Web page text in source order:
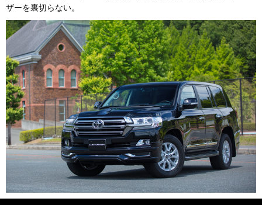
ザーを裏切らない。